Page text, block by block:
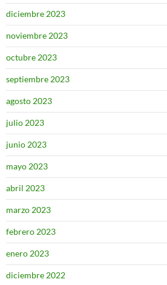
diciembre 2023
noviembre 2023
octubre 2023
septiembre 2023
agosto 2023
julio 2023
junio 2023
mayo 2023
abril 2023
marzo 2023
febrero 2023
enero 2023
diciembre 2022